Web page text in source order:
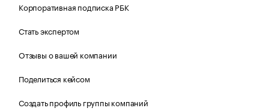
Корпоративная подписка РБК
Стать экспертом
Отзывы о вашей компании
Поделиться кейсом
Создать профиль группы компаний